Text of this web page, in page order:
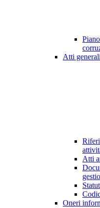
Atti generali
Atti
Oneri